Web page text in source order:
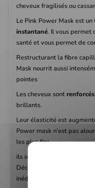
cheveux fragilisés ou
Le Pink Power Mask est
instantané. Il vous permet
santé et vous permet de
Restructurant la fibre
Mask nourrit aussi
pointes
Les cheveux sontrenforcés
brillants.
Leur élasticité est
Power mask n'est pas
les plus fins.
ils seront faciles à démêler
Découvrez une formule
inédits dans les soins